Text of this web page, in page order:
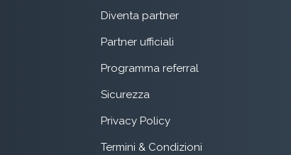
Diventa partner
Partner ufficiali
Programma referral
Sicurezza
Privacy Policy
Termini & Condizioni